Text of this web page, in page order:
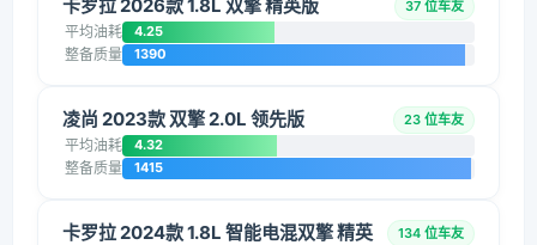
卡罗拉 2026款 1.8L 双擎 精英版 37 位车友
平均油耗 4.25
整备质量 1390
凌尚 2023款 双擎 2.0L 领先版 23 位车友
平均油耗 4.32
整备质量 1415
卡罗拉 2024款 1.8L 智能电混双擎 精英
134 位车友